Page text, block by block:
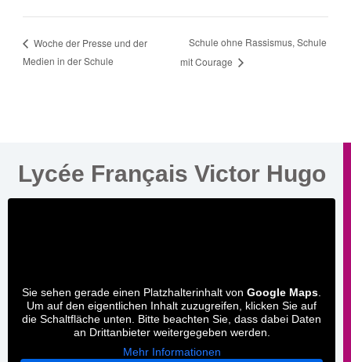
Woche der Presse und der
Medien in der Schule
Schule ohne Rassismus, Schule
mit Courage
Lycée Français Victor Hugo
Sie sehen gerade einen Platzhalterinhalt von Google Maps
Um auf den eigentlichen Inhalt zuzugreifen, klicken Sie auf
die Schaltfläche unten. Bitte beachten Sie, dass dabei Daten
an Drittanbieter weitergegeben werden.
Mehr Informationen